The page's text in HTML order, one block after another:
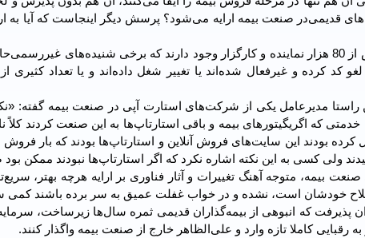
قدیمی‌در صنعت بیمه ارایه می‌شود؟ پرسش دیگر اینجاست که آیا
در حال حاضر در کشور بیش از 80 هزار نماینده و کارگزار وجود دارند که برخی
کد کرده و غیرفعال شده‌اند یا تغییر شغل داده‌اند و یا تعداد کثیری
مدیرعامل یکی از شرکت‌های استارت آپی در صنعت بیمه گفته:
که اگریگیتورهای بیمه و باقی استارتاپ‌ها به این صنعت کردند کلاً
کرده بودند این سایت‌های فروش آنلاین و استارتاپ‌ها بودند که بار
ولی کسی به این نکته اشاره نکرد که اگر استارتاپ‌ها نبودند ممکن
صنعت بیمه، متوجه آهنگ تغییرات و آثار فناوری بر ارایه هرچه بهتر،
خودشان است، نشده و در خواب غفلت عمیق به سر برده باشند
پذیرفت که انبوهی از بیمه‌گذاران قدیمی‌ ثمره سال‌ها زیرساخت،
کاملا تازه وارد و علی‌الظاهر خارج از صنعت بیمه واگذار کنند.